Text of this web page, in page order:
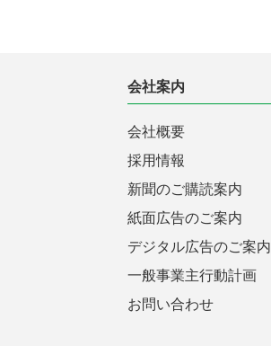
会社案内
会社概要
採用情報
新聞のご購読案内
紙面広告のご案内
デジタル広告のご案内
一般事業主行動計画
お問い合わせ